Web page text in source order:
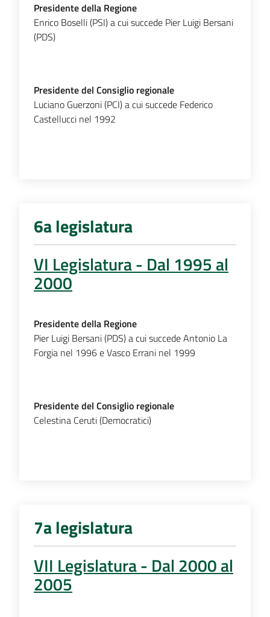
Presidente della Regione
Enrico Boselli (PSI) a cui succede Pier Luigi Bersani
(PDS)
Presidente del Consiglio regionale
Luciano Guerzoni (PCI) a cui succede Federico
Castellucci nel 1992
6a legislatura
VI Legislatura - Dal 1995 al
2000
Presidente della Regione
Pier Luigi Bersani (PDS) a cui succede Antonio La
Forgia nel 1996 e Vasco Errani nel 1999
Presidente del Consiglio regionale
Celestina Ceruti (Democratici)
7a legislatura
VII Legislatura - Dal 2000 al
2005